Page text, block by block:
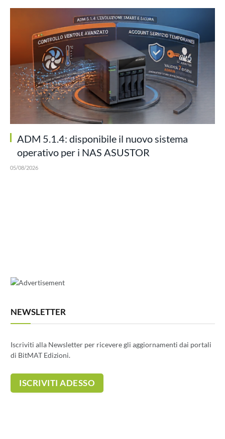
ADM 5.1.4: disponibile il nuovo sistema
operativo per i NAS ASUSTOR
05/08/2026
NEWSLETTER
Iscriviti alla Newsletter per ricevere gli aggiornamenti dai portali
di BitMAT Edizioni.